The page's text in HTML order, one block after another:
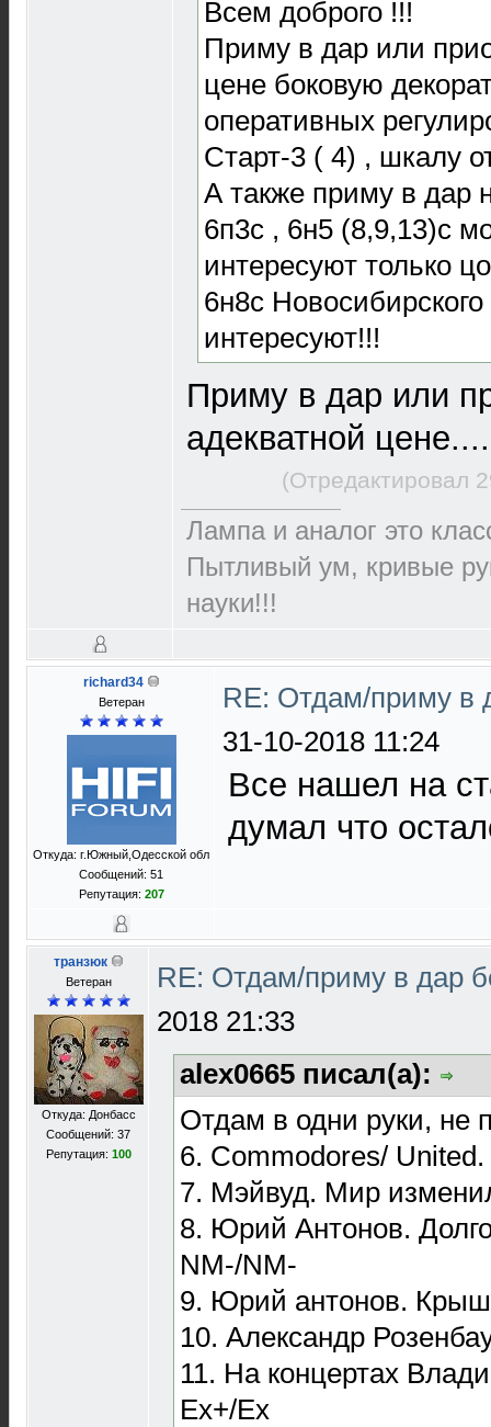
Всем доброго !!!
Приму в дар или
цене боковую
оперативных
Старт-3 ( 4) , шкалу
А также приму в дар
6п3с , 6н5 (8,9,13)с
интересуют только
6н8с
интересуют!!!
Приму в дар или
адекватной
(Отредактировал
Лампа и аналог это
Пытливый ум, кривые
науки!!!
richard34
Ветеран
Откуда: г.Южный,Одесской обл
Сообщений: 51
Репутация: 207
RE: Отдам/приму в
31-10-2018 11:24
Все нашел на
думал что
транзюк
Ветеран
Откуда: Донбасс
Сообщений: 37
Репутация: 100
RE: Отдам/приму в дар
2018 21:33
alex0665 писал(а):
Отдам в одни руки, не
6. Commodores/
7. Мэйвуд. Мир
8. Юрий Антонов.
NM-/NM-
9. Юрий антонов.
10. Александр
11. На концертах
Ex+/Ex